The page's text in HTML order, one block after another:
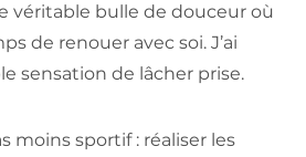
véritable bulle de douceur où
de renouer avec soi. J’ai
sensation de lâcher prise.
moins sportif : réaliser les